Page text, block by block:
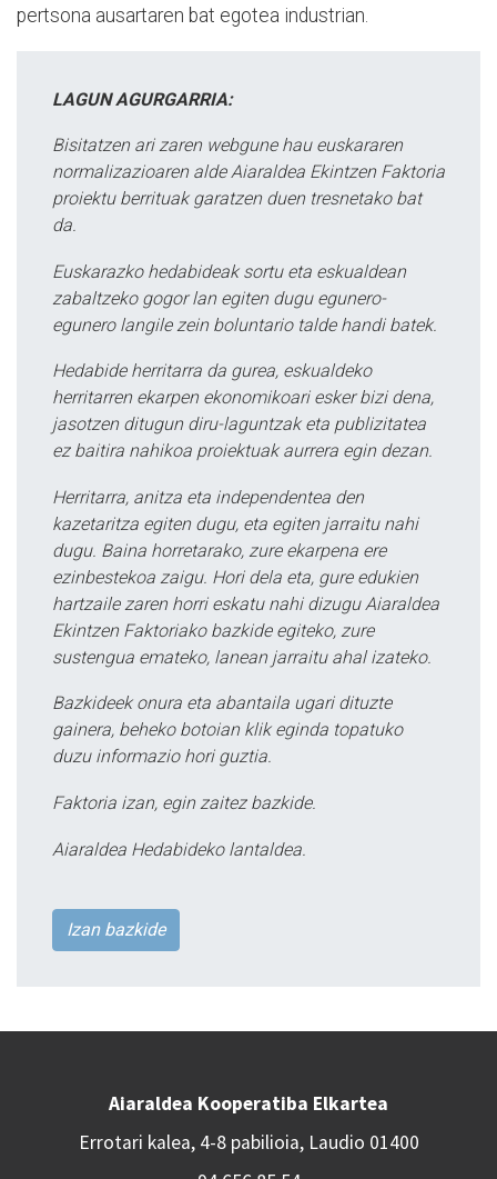
pertsona ausartaren bat egotea industrian.
LAGUN AGURGARRIA:
Bisitatzen ari zaren webgune hau euskararen
normalizazioaren alde Aiaraldea Ekintzen Faktoria
proiektu berrituak garatzen duen tresnetako bat
da.
Euskarazko hedabideak sortu eta eskualdean
zabaltzeko gogor lan egiten dugu egunero-
egunero langile zein boluntario talde handi batek.
Hedabide herritarra da gurea, eskualdeko
herritarren ekarpen ekonomikoari esker bizi dena,
jasotzen ditugun diru-laguntzak eta publizitatea
ez baitira nahikoa proiektuak aurrera egin dezan.
Herritarra, anitza eta independentea den
kazetaritza egiten dugu, eta egiten jarraitu nahi
dugu. Baina horretarako, zure ekarpena ere
ezinbestekoa zaigu. Hori dela eta, gure edukien
hartzaile zaren horri eskatu nahi dizugu Aiaraldea
Ekintzen Faktoriako bazkide egiteko, zure
sustengua emateko, lanean jarraitu ahal izateko.
Bazkideek onura eta abantaila ugari dituzte
gainera, beheko botoian klik eginda topatuko
duzu informazio hori guztia.
Faktoria izan, egin zaitez bazkide.
Aiaraldea Hedabideko lantaldea.
Izan bazkide
Aiaraldea Kooperatiba Elkartea
Errotari kalea, 4-8 pabilioia, Laudio 01400